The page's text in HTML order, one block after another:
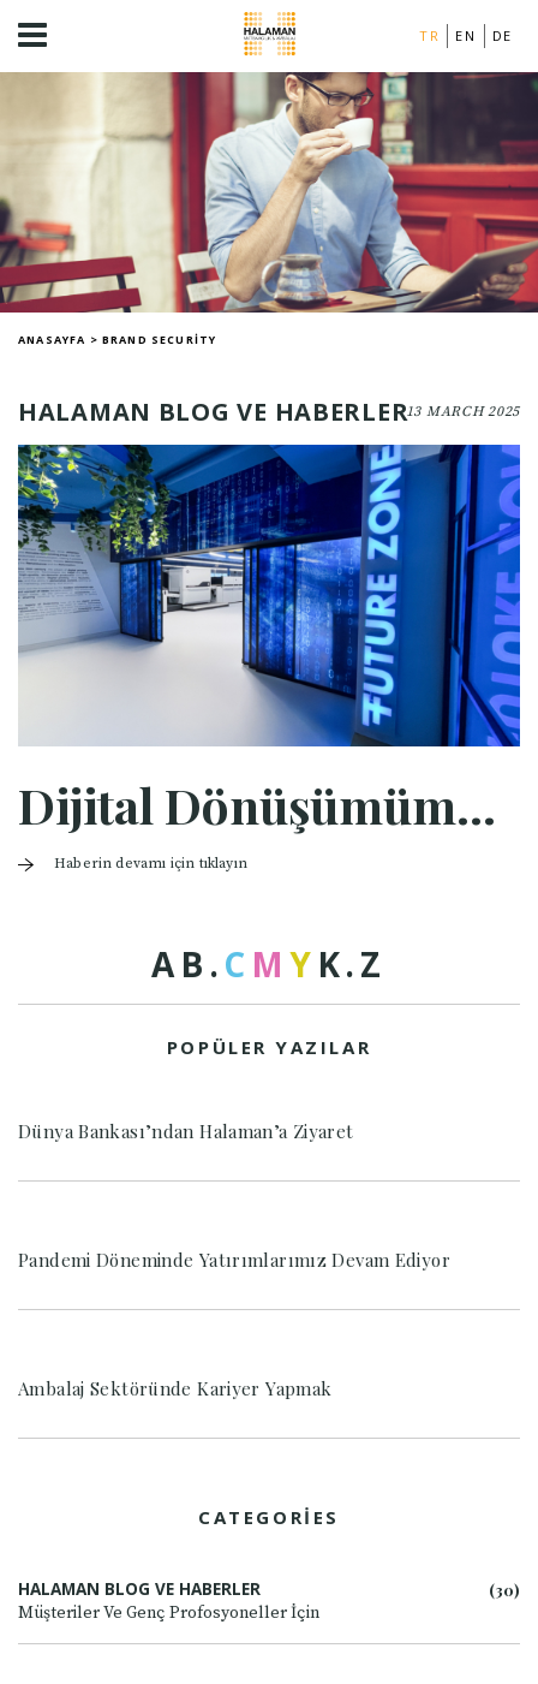
TR EN DE
ANASAYFA > BRAND SECURITY
HALAMAN BLOG VE HABERLER13 MARCH 2025
Dijital Dönüşümümüz Gerçekleşti
Haberin devamı için tıklayın
AB .C M Y K.Z
POPÜLER YAZILAR
Dünya Bankası’ndan Halaman’a Ziyaret
Pandemi Döneminde Yatırımlarımız Devam Ediyor
Ambalaj Sektöründe Kariyer Yapmak
CATEGORIES
HALAMAN BLOG VE HABERLER
Müşteriler Ve Genç Profosyoneller İçin
(30)